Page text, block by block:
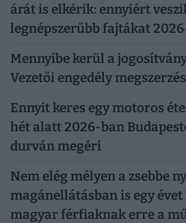
árát is elkérik: ennyiért
legnépszerűbb fajtákat
Mennyibe kerül a
Vezetői engedély
Ennyit keres egy motoros
hét alatt 2026-ban
durván megéri
Nem elég mélyen a zsebbe
magánellátásban is egy
magyar férfiaknak erre a